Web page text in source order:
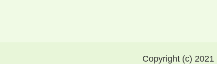
Copyright (c)